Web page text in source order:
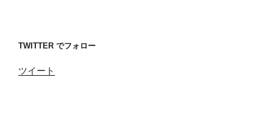
TWITTER でフォロー
ツイート